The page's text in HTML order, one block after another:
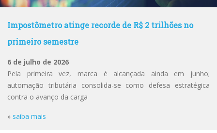
Impostômetro atinge recorde de R$ 2 trilhões no
primeiro semestre
6 de julho de 2026
Pela primeira vez, marca é alcançada ainda em junho;
automação tributária consolida-se como defesa estratégica
contra o avanço da carga
» saiba mais